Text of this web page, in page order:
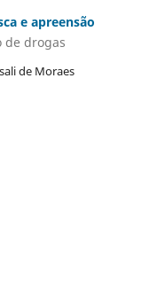
e apreensão
de drogas
de Moraes